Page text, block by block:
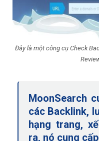
Đây là một công cụ Check
MoonSearch
các Backlink,
hạng trang,
ra, nó cung